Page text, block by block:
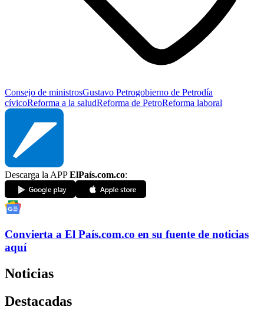
Consejo de ministrosGustavo Petrogobierno de Petrodía
cívicoReforma a la saludReforma de PetroReforma laboral
Descarga la APPElPaís.com.co:
Convierta a El País.com.co en su fuente de noticias
aquí
Noticias
Destacadas